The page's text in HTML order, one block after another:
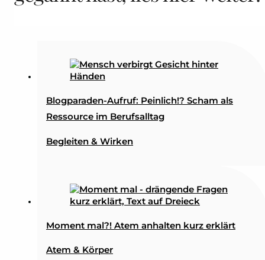
Blogparaden-Aufruf: Peinlich!? Scham als
Ressource im Berufsalltag
Begleiten & Wirken
Moment mal?! Atem anhalten kurz erklärt
Atem & Körper